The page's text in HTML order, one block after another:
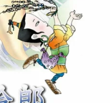
養生保健 民生用品
運動休閒 親子玩具
化妝保養